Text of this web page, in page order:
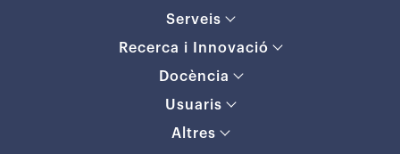
Serveis
Recerca i Innovació
Docència
Usuaris
Altres